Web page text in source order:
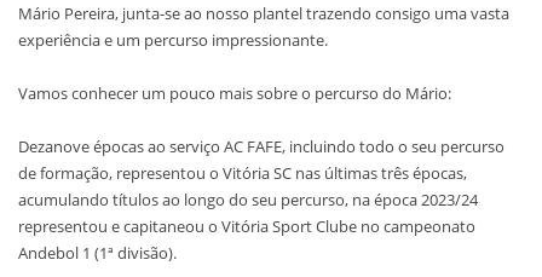
Mário Pereira, junta-se ao nosso plantel trazendo consigo uma vasta
experiência e um percurso impressionante.
Vamos conhecer um pouco mais sobre o percurso do Mário:
Dezanove épocas ao serviço AC FAFE, incluindo todo o seu percurso
de formação, representou o Vitória SC nas últimas três épocas,
acumulando títulos ao longo do seu percurso, na época 2023/24
representou e capitaneou o Vitória Sport Clube no campeonato
Andebol 1 (1ª divisão).